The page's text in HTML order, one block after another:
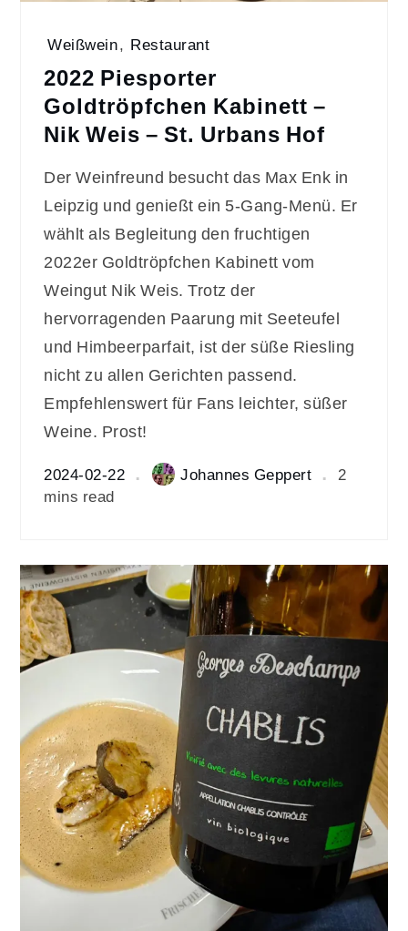
Weißwein, Restaurant
2022 Piesporter
Goldtröpfchen Kabinett –
Nik Weis – St. Urbans Hof
Der Weinfreund besucht das Max Enk in
Leipzig und genießt ein 5-Gang-Menü. Er
wählt als Begleitung den fruchtigen
2022er Goldtröpfchen Kabinett vom
Weingut Nik Weis. Trotz der
hervorragenden Paarung mit Seeteufel
und Himbeerparfait, ist der süße Riesling
nicht zu allen Gerichten passend.
Empfehlenswert für Fans leichter, süßer
Weine. Prost!
2024-02-22 Johannes Geppert
2
mins read